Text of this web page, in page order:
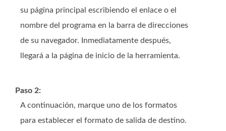
su página principal escribiendo el enlace o el
nombre del programa en la barra de direcciones
de su navegador. Inmediatamente después,
llegará a la página de inicio de la herramienta.
Paso 2:
A continuación, marque uno de los formatos
para establecer el formato de salida de destino.